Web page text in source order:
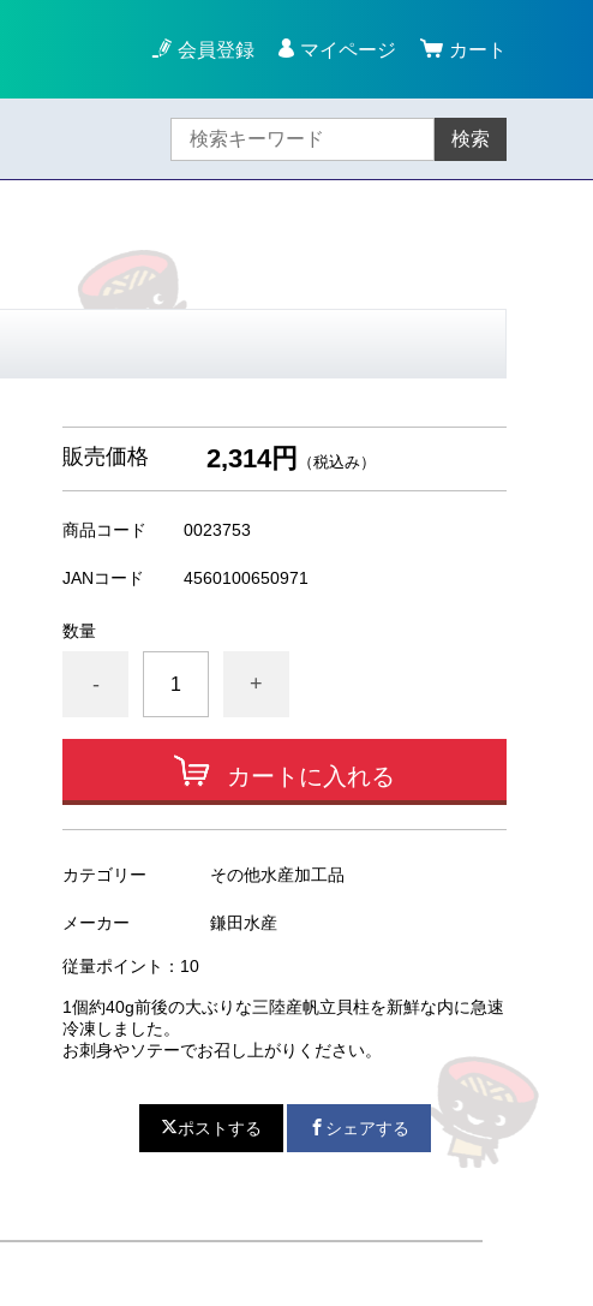
会員登録 マイページ カート
検索
販売価格 2,314円 （税込み）
商品コード 0023753
JANコード 4560100650971
数量
- +
カートに入れる
カテゴリー その他水産加工品
メーカー 鎌田水産
従量ポイント：10
1個約40g前後の大ぶりな三陸産帆立貝柱を新鮮な内に急速
冷凍しました。
お刺身やソテーでお召し上がりください。
ポストする シェアする